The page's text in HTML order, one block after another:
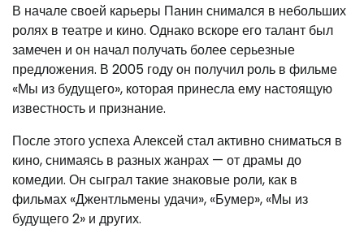
В начале своей карьеры Панин снимался в небольших
ролях в театре и кино. Однако вскоре его талант был
замечен и он начал получать более серьезные
предложения. В 2005 году он получил роль в фильме
«Мы из будущего», которая принесла ему настоящую
известность и признание.
После этого успеха Алексей стал активно сниматься в
кино, снимаясь в разных жанрах — от драмы до
комедии. Он сыграл такие знаковые роли, как в
фильмах «Джентльмены удачи», «Бумер», «Мы из
будущего 2» и других.